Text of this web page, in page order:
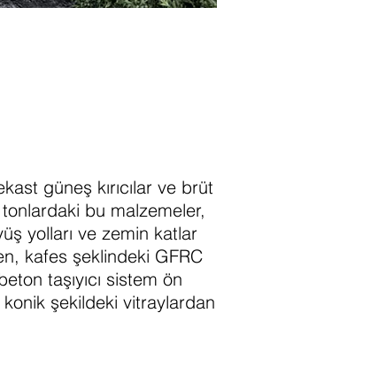
güneş kırıcılar ve brüt
bu malzemeler,
yolları ve zemin katlar
kafes şeklindeki GFRC
taşıyıcı sistem ön
konik şekildeki vitraylardan